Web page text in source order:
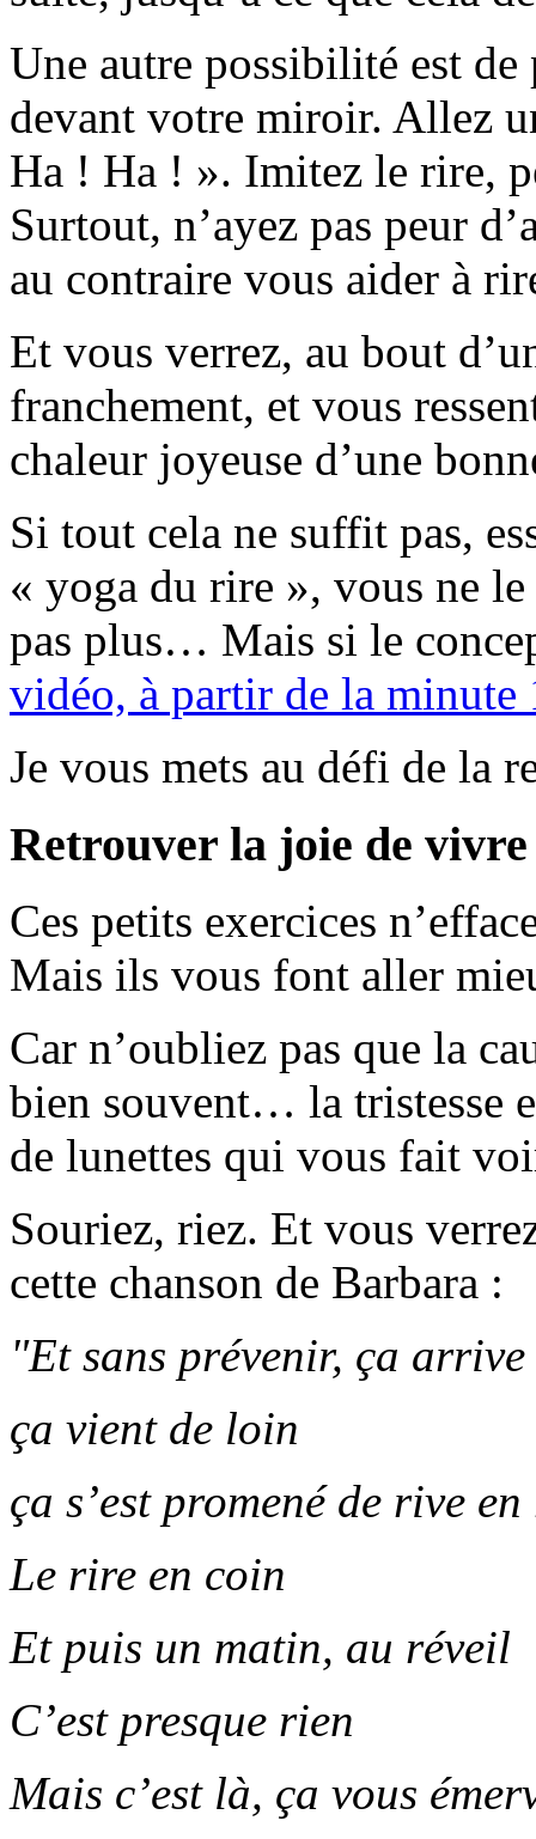
Une autre possibilité est
devant votre miroir. Allez
Ha ! Ha ! ». Imitez le rire,
Surtout, n’ayez pas peur
au contraire vous aider à
Et vous verrez, au bout
franchement, et vous
chaleur joyeuse d’une
Si tout cela ne suffit pas,
« yoga du rire », vous ne
pas plus… Mais si le
vidéo, à partir de la
Je vous mets au défi de la
Retrouver la joie de vivre
Ces petits exercices
Mais ils vous font aller
Car n’oubliez pas que la
bien souvent… la tristesse
de lunettes qui vous fait
Souriez, riez. Et vous
cette chanson de Barbara :
"Et sans prévenir, ça arrive
ça vient de loin
ça s’est promené de rive
Le rire en coin
Et puis un matin, au réveil
C’est presque rien
Mais c’est là, ça vous